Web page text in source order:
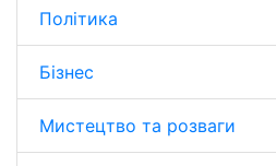
Політика
Бізнес
Мистецтво та розваги